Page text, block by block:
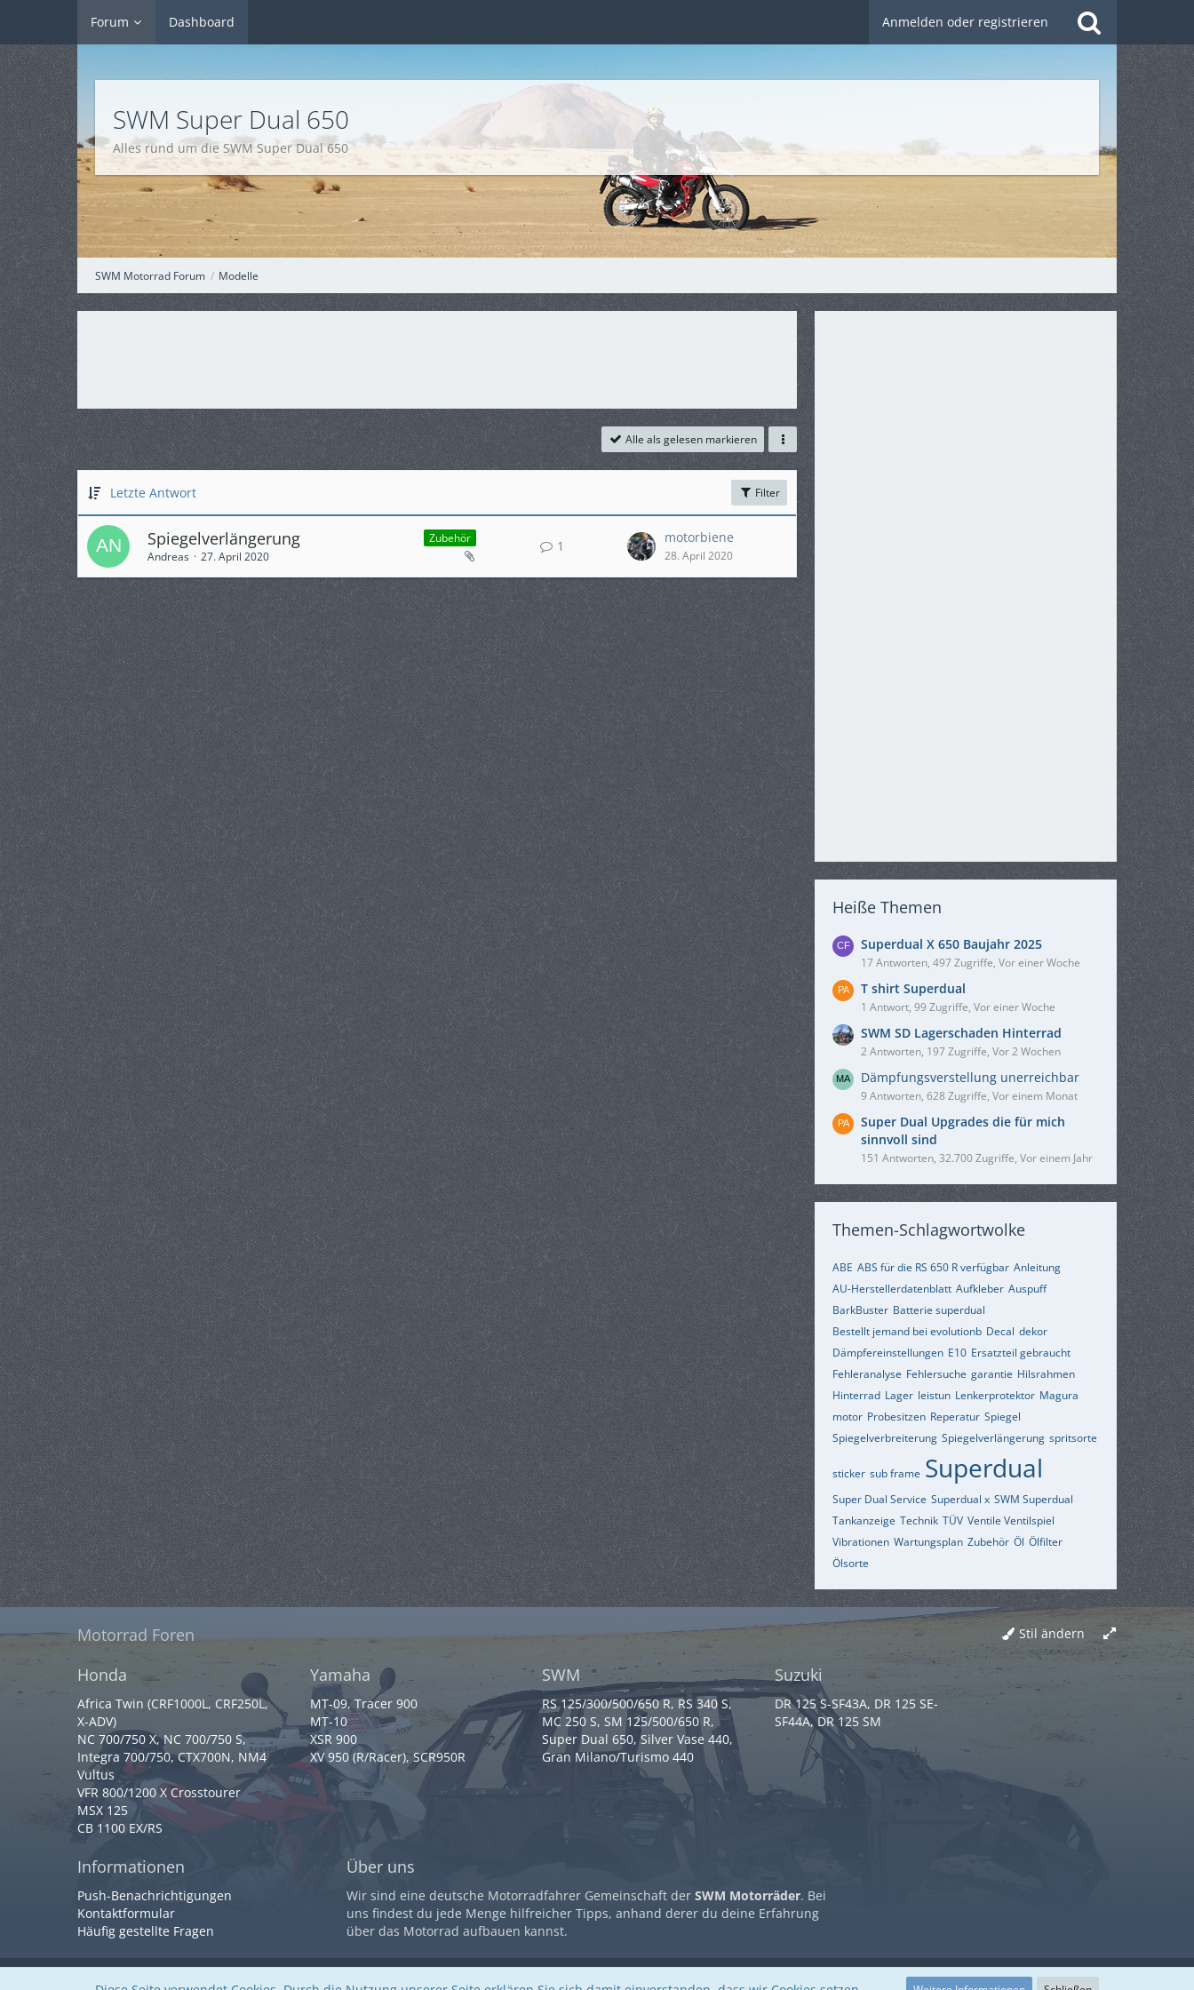
Forum Dashboard Anmelden oder registrieren
SWM Motorrad Forum Modelle
SWM Super Dual 650
Alles rund um die SWM Super Dual 650
Alle als gelesen markieren
Letzte Antwort Filter
Zubehör
Spiegelverlängerung
Andreas 27. April 2020
1
motorbiene
28. April 2020
Heiße Themen
Superdual X 650 Baujahr 2025
17 Antworten, 497 Zugriffe, Vor einer Woche
T shirt Superdual
1 Antwort, 99 Zugriffe, Vor einer Woche
SWM SD Lagerschaden Hinterrad
2 Antworten, 197 Zugriffe, Vor 2 Wochen
Dämpfungsverstellung unerreichbar
9 Antworten, 628 Zugriffe, Vor einem Monat
Super Dual Upgrades die für mich
sinnvoll sind
151 Antworten, 32.700 Zugriffe, Vor einem Jahr
Themen-Schlagwortwolke
ABE ABS für die RS 650 R verfügbar Anleitung
AU-Herstellerdatenblatt Aufkleber Auspuff
BarkBuster Batterie superdual
Bestellt jemand bei evolutionb Decal dekor
Dämpfereinstellungen E10 Ersatzteil gebraucht
Fehleranalyse Fehlersuche garantie Hilsrahmen
Hinterrad Lager leistun Lenkerprotektor Magura
motor Probesitzen Reperatur Spiegel
Spiegelverbreiterung Spiegelverlängerung spritsorte
sticker sub frame Superdual
Super Dual Service Superdual x SWM Superdual
Tankanzeige Technik TÜV Ventile Ventilspiel
Vibrationen Wartungsplan Zubehör Öl Ölfilter
Ölsorte
Stil ändern
Motorrad Foren
Honda
Africa Twin (CRF1000L, CRF250L,
X-ADV)
NC 700/750 X, NC 700/750 S,
Integra 700/750, CTX700N, NM4
Vultus
VFR 800/1200 X Crosstourer
MSX 125
CB 1100 EX/RS
Yamaha
MT-09, Tracer 900
MT-10
XSR 900
XV 950 (R/Racer), SCR950R
SWM
RS 125/300/500/650 R, RS 340 S,
MC 250 S, SM 125/500/650 R,
Super Dual 650, Silver Vase 440,
Gran Milano/Turismo 440
Suzuki
DR 125 S-SF43A, DR 125 SE-
SF44A, DR 125 SM
Informationen
Push-Benachrichtigungen
Kontaktformular
Häufig gestellte Fragen
Über uns
Wir sind eine deutsche Motorradfahrer Gemeinschaft der SWM Motorräder. Bei
uns findest du jede Menge hilfreicher Tipps, anhand derer du deine Erfahrung
über das Motorrad aufbauen kannst.
Community-Software:WoltLab Suite™ Impressum Datenschutz Nutzungsbestimmungen